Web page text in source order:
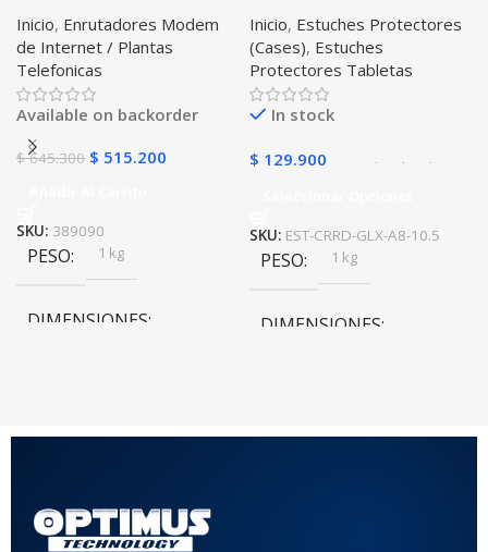
Gris,Negro , Azul ,Rosa
Libre Todo Operador 4G
LTE SIMCARD
Inicio, Enrutadores Modem
de Internet / Plantas
Telefonicas
Available on backorder
$645.300 $ 515.200
SKU: 389090
PESO 1 kg
DIMENSIONES
Tablet Samsung Galaxy
Tab A8 10.5 2021 – 2022
SM-x200 SM-x205 Anti
golpes con soporte
Inicio, Estuches Protectores
(Cases), Estuches
Protectores Tabletas
In stock
$ 129.900
SKU: EST-CRRD-GLX-A8-10.5
PESO 1 kg
DIMENSIONES
COLOR